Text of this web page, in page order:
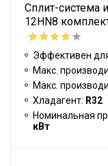
Сплит-система
12HN8
Эффективен
Макс.
Макс.
Хладагент: R32
Номинальная
кВт